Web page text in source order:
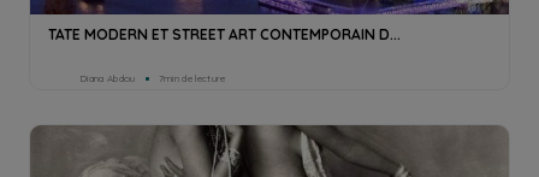
TATE MODERN ET STREET ART CONTEMPORAIN D...
Diana Abdou 7min de lecture